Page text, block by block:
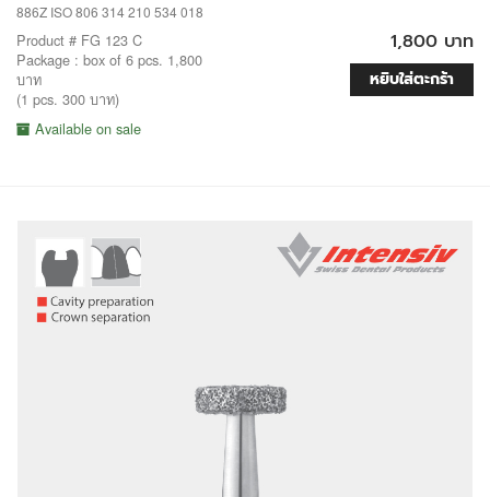
886Z ISO 806 314 210 534 018
Product # FG 123 C
Package : box of 6 pcs. 1,800
บาท
(1 pcs. 300 บาท)
Available on sale
1,800 บาท
หยิบใส่ตะกร้า